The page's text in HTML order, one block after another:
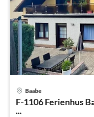
Baabe
F-1106 Ferienhus
...